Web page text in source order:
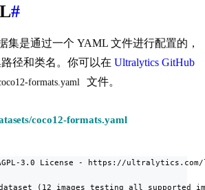
#
集是通过一个 YAML 文件进行配置的，
径和类名。你可以在 Ultralytics GitHub
formats.yaml 文件。
coco12-formats.yaml
3.0 License - https://ultralytics.com/
dataset (12 images testing all supported